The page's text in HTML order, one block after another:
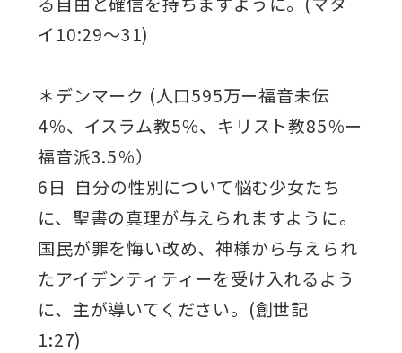
イ10:29～31)
＊デンマーク (人口595万ー福音未伝
4％、イスラム教5％、キリスト教85％ー
福音派3.5％）
6日 自分の性別について悩む少女たち
に、聖書の真理が与えられますように。
国民が罪を悔い改め、神様から与えられ
たアイデンティティーを受け入れるよう
に、主が導いてください。(創世記
1:27)